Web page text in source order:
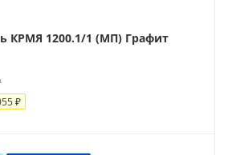
КРМЯ 1200.1/1 (МП) Графит
₽